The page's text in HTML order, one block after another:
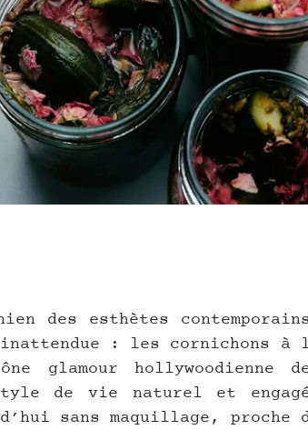
des esthètes
: les cornichons à
glamour hollywoodienne
de vie naturel et
sans maquillage, proche